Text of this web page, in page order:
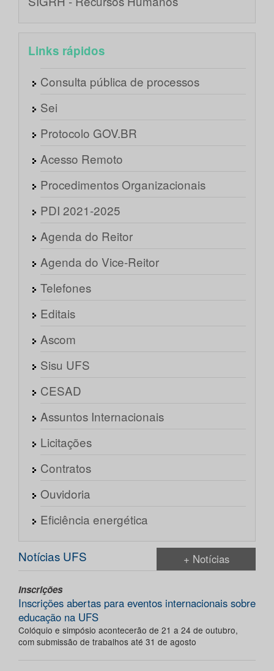
Links rápidos
Consulta pública de processos
Sei
Protocolo GOV.BR
Acesso Remoto
Procedimentos Organizacionais
PDI 2021-2025
Agenda do Reitor
Agenda do Vice-Reitor
Telefones
Editais
Ascom
Sisu UFS
CESAD
Assuntos Internacionais
Licitações
Contratos
Ouvidoria
Eficiência energética
Notícias UFS + Notícias
Inscrições
Inscrições abertas para eventos internacionais sobre
educação na UFS
Colóquio e simpósio acontecerão de 21 a 24 de outubro,
com submissão de trabalhos até 31 de agosto